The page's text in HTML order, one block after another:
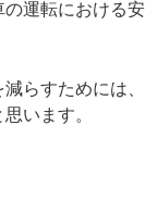
の運転における
減らすためには
います。